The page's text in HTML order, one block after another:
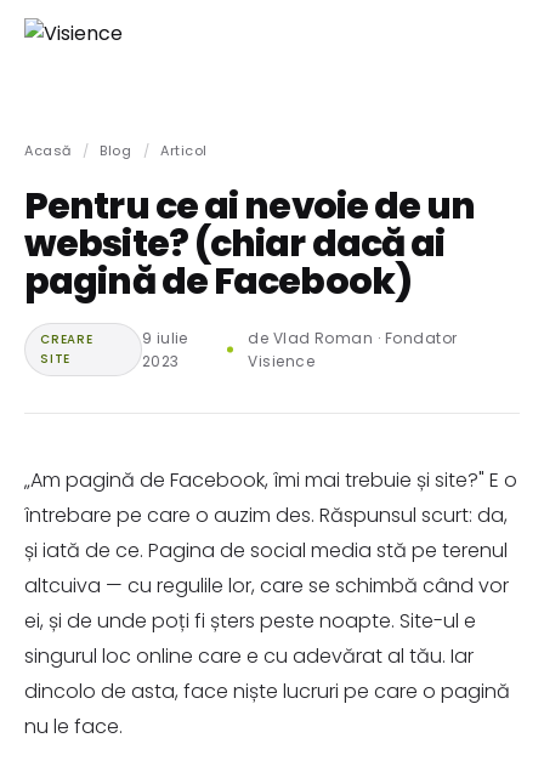
Acasă / Blog / Articol
Pentru ce ai nevoie de un
website? (chiar dacă ai
pagină de Facebook)
CREARE
SITE
9 iulie
2023
de Vlad Roman · Fondator
Visience
„Am pagină de Facebook, îmi mai trebuie și site?" E o
întrebare pe care o auzim des. Răspunsul scurt: da,
și iată de ce. Pagina de social media stă pe terenul
altcuiva — cu regulile lor, care se schimbă când vor
ei, și de unde poți fi șters peste noapte. Site-ul e
singurul loc online care e cu adevărat al tău. Iar
dincolo de asta, face niște lucruri pe care o pagină
nu le face.